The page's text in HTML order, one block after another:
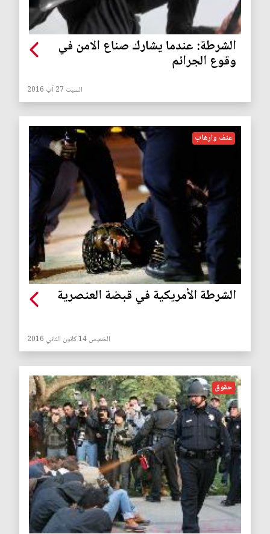
الشرطة: عندما يشارك صناع الامن في
وقوع الجرائم
السبت 27 آب 2016
عنف وارهاب
الشرطة الأمريكية في قبضة العنصرية
الخميس 14 كانون الثاني 2016
حقوق